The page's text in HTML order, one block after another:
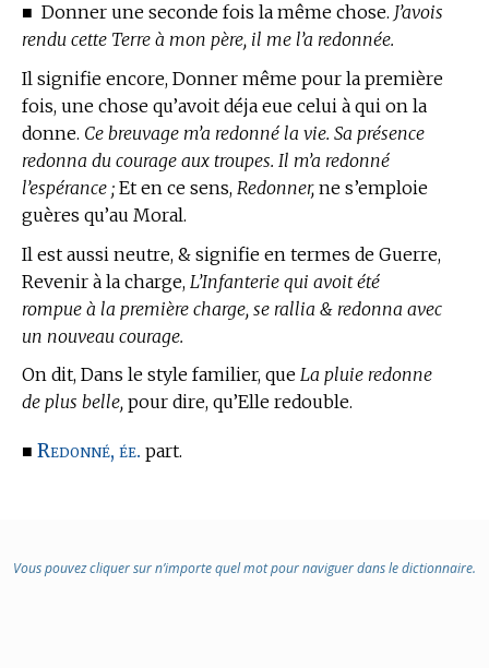
■ Donner une seconde fois la même chose. J’avois
rendu cette Terre à mon père, il me l’a redonnée.
Il signifie encore, Donner même pour la première
fois, une chose qu’avoit déja eue celui à qui on la
donne. Ce breuvage m’a redonné la vie. Sa présence
redonna du courage aux troupes. Il m’a redonné
l’espérance ; Et en ce sens, Redonner, ne s’emploie
guères qu’au Moral.
Il est aussi neutre, & signifie en termes de Guerre,
Revenir à la charge, L’Infanterie qui avoit été
rompue à la première charge, se rallia & redonna avec
un nouveau courage.
On dit, Dans le style familier, que La pluie redonne
de plus belle, pour dire, qu’Elle redouble.
■ Redonné, ée. part.
Vous pouvez cliquer sur n’importe quel mot pour naviguer dans le dictionnaire.